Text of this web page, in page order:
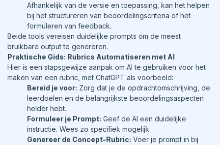
Afhankelijk van de versie en toepassing, kan het helpen
bij het structureren van beoordelingscriteria of het
formuleren van feedback.
Beide tools vereisen duidelijke prompts om de meest
bruikbare output te genereren.
Praktische Gids: Rubrics Automatiseren met AI
Hier is een stapsgewijze aanpak om AI te gebruiken voor het
maken van een rubric, met ChatGPT als voorbeeld:
Bereid je voor: Zorg dat je de opdrachtomschrijving, de
leerdoelen en de belangrijkste beoordelingsaspecten
helder hebt.
Formuleer je Prompt: Geef de AI een duidelijke
instructie. Wees zo specifiek mogelijk.
Genereer de Concept-Rubric: Voer je prompt in bij